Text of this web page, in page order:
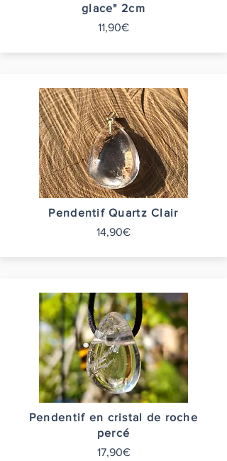
glace" 2cm
11,90€
Pendentif Quartz Clair
14,90€
Pendentif en cristal de roche
percé
17,90€